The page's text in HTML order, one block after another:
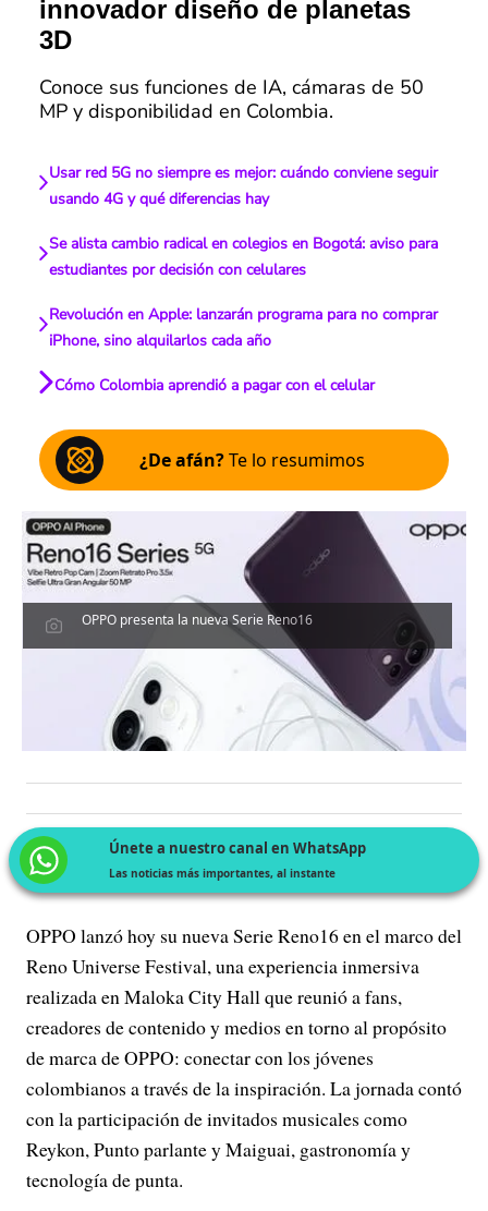
innovador diseño de planetas
3D
Conoce sus funciones de IA, cámaras de 50
MP y disponibilidad en Colombia.
Usar red 5G no siempre es mejor: cuándo conviene seguir
usando 4G y qué diferencias hay
Se alista cambio radical en colegios en Bogotá: aviso para
estudiantes por decisión con celulares
Revolución en Apple: lanzarán programa para no comprar
iPhone, sino alquilarlos cada año
Cómo Colombia aprendió a pagar con el celular
¿De afán?Te lo resumimos
OPPO presenta la nueva Serie Reno16
Únete a nuestro canal en WhatsApp
Las noticias más importantes, al instante
OPPO lanzó hoy su nueva Serie Reno16 en el marco del
Reno Universe Festival, una experiencia inmersiva
realizada en Maloka City Hall que reunió a fans,
creadores de contenido y medios en torno al propósito
de marca de OPPO: conectar con los jóvenes
colombianos a través de la inspiración. La jornada contó
con la participación de invitados musicales como
Reykon, Punto parlante y Maiguai, gastronomía y
tecnología de punta.